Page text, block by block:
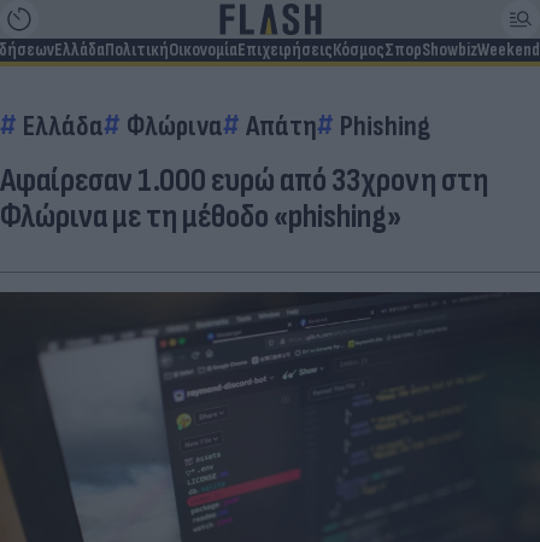
ΕλλάδαΠολιτικήΟικονομίαΕπιχειρήσειςΚόσμοςΣπορShowbizWeekend
Ελλάδα Φλώρινα Απάτη Phishing
Αφαίρεσαν 1.000 ευρώ από 33χρονη στη
Φλώρινα με τη μέθοδο «phishing»